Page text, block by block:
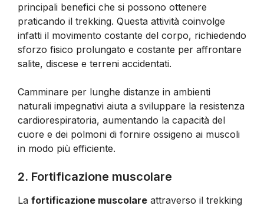
principali benefici che si possono ottenere
praticando il trekking. Questa attività coinvolge
infatti il movimento costante del corpo, richiedendo
sforzo fisico prolungato e costante per affrontare
salite, discese e terreni accidentati.
Camminare per lunghe distanze in ambienti
naturali impegnativi aiuta a sviluppare la resistenza
cardiorespiratoria, aumentando la capacità del
cuore e dei polmoni di fornire ossigeno ai muscoli
in modo più efficiente.
2. Fortificazione muscolare
La fortificazione muscolare attraverso il trekking